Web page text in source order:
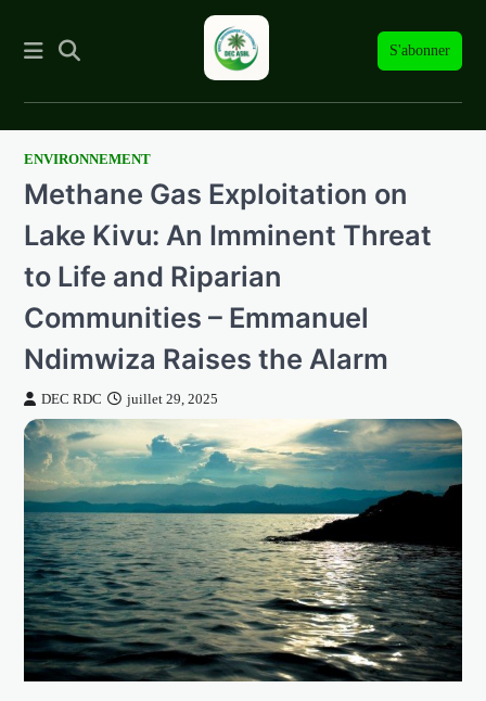
S'abonner
SkipENVIRONNEMENT
Methane Gas Exploitation on
Lake Kivu: An Imminent Threat
to Life and Riparian
Communities – Emmanuel
Ndimwiza Raises the Alarm
DEC RDC juillet 29, 2025